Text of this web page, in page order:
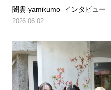
闇雲-yamikumo- インタビュー
2026.06.02